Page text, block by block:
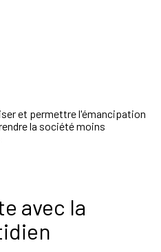
et permettre l'émancipation
la société moins
avec la